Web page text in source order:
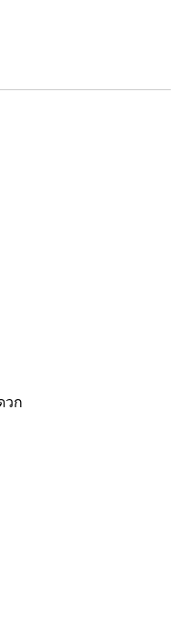
วก